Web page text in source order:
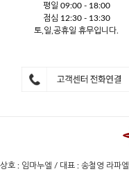
평일 09:00 - 18:00
점심 12:30 - 13:30
토,일,공휴일 휴무입니다.
상호 : 임마누엘 / 대표 : 송철영 라파엘